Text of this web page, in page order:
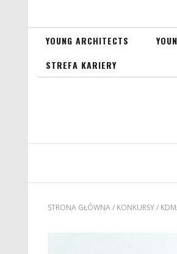
YOUNG ARCHITECTS
STREFA KARIERY
STRONA GŁÓWNA/ KONKURSY/